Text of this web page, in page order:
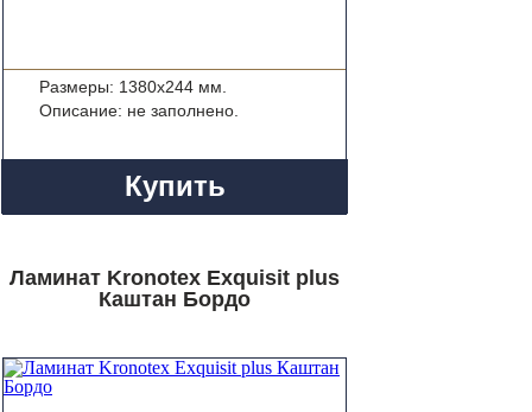
Размеры: 1380x244 мм.
Описание: не заполнено.
Купить
Ламинат Kronotex Exquisit plus
Каштан Бордо